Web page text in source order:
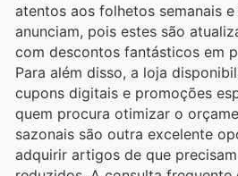
atentos aos folhetos semanais
anunciam, pois estes são
com descontos fantásticos em
Para além disso, a loja
cupons digitais e promoções
quem procura otimizar o
sazonais são outra excelente
adquirir artigos de que